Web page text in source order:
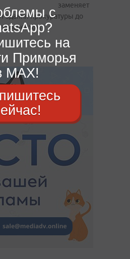
заменяет
здания прокуратуры до
с
на
Приморья
MAX!